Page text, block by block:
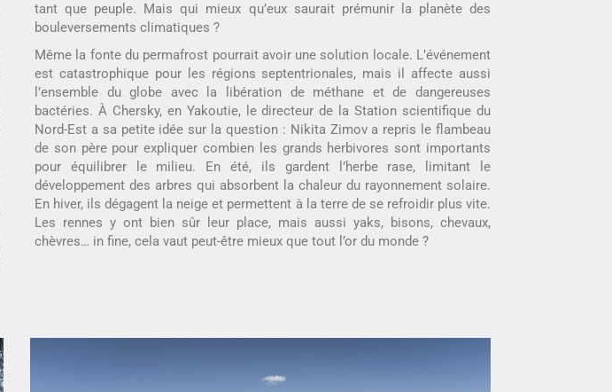
tant que peuple. Mais qui mieux qu’eux saurait prémunir la planète des
bouleversements climatiques ?
Même la fonte du permafrost pourrait avoir une solution locale. L’événement
est catastrophique pour les régions septentrionales, mais il affecte aussi
l’ensemble du globe avec la libération de méthane et de dangereuses
bactéries. À Chersky, en Yakoutie, le directeur de la Station scientifique du
Nord-Est a sa petite idée sur la question : Nikita Zimov a repris le flambeau
de son père pour expliquer combien les grands herbivores sont importants
pour équilibrer le milieu. En été, ils gardent l’herbe rase, limitant le
développement des arbres qui absorbent la chaleur du rayonnement solaire.
En hiver, ils dégagent la neige et permettent à la terre de se refroidir plus vite.
Les rennes y ont bien sûr leur place, mais aussi yaks, bisons, chevaux,
chèvres… in fine, cela vaut peut-être mieux que tout l’or du monde ?